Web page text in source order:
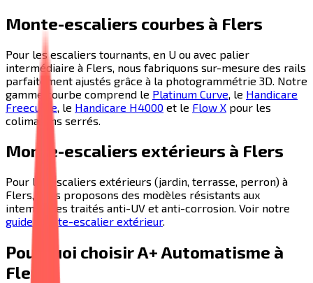
Monte-escaliers courbes à Flers
Pour les escaliers tournants, en U ou avec palier
intermédiaire à Flers , nous fabriquons sur-mesure des rails
parfaitement ajustés grâce à la photogrammétrie 3D. Notre
gamme courbe comprend le Platinum Curve , le Handicare
Freecurve , le Handicare H4000 et le Flow X pour les
colimaçons serrés.
Monte-escaliers extérieurs à Flers
Pour les escaliers extérieurs (jardin, terrasse, perron) à
Flers, nous proposons des modèles résistants aux
intempéries traités anti-UV et anti-corrosion. Voir notre
guide monte-escalier extérieur.
Pourquoi choisir A+ Automatisme à
Flers